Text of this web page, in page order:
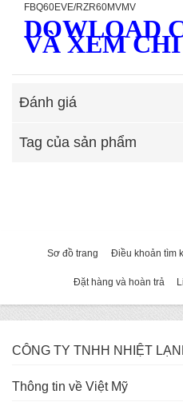
FBQ60EVE/RZR60MVMV
DOWLOAD
VÀ XEM
Đánh giá
Tag của sản phẩm
Sơ đồ trang Điều khoản tìm
Đặt hàng và hoàn trả
CÔNG TY TNHH NHIỆT
Thông tin về Việt Mỹ